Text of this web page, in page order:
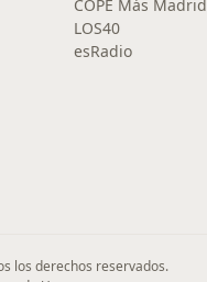
COPE Más Madrid
LOS40
esRadio
los derechos reservados.